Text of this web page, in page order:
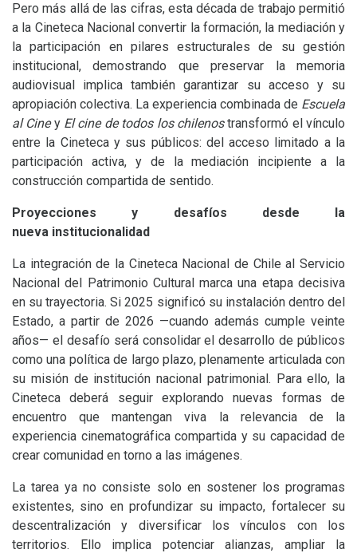
Pero más allá de las cifras, esta década de trabajo permitió
a la Cineteca Nacional convertir la formación, la mediación y
la participación en pilares estructurales de su gestión
institucional, demostrando que preservar la memoria
audiovisual implica también garantizar su acceso y su
apropiación colectiva. La experiencia combinada de Escuela
al Ciney El cine de todos los chilenostransformó el vínculo
entre la Cineteca y sus públicos: del acceso limitado a la
participación activa, y de la mediación incipiente a la
construcción compartida de sentido.
Proyecciones y desafíos desde la
nueva institucionalidad
La integración de la Cineteca Nacional de Chile al Servicio
Nacional del Patrimonio Cultural marca una etapa decisiva
en su trayectoria. Si 2025 significó su instalación dentro del
Estado, a partir de 2026 —cuando además cumple veinte
años— el desafío será consolidar el desarrollo de públicos
como una política de largo plazo, plenamente articulada con
su misión de institución nacional patrimonial. Para ello, la
Cineteca deberá seguir explorando nuevas formas de
encuentro que mantengan viva la relevancia de la
experiencia cinematográfica compartida y su capacidad de
crear comunidad en torno a las imágenes.
La tarea ya no consiste solo en sostener los programas
existentes, sino en profundizar su impacto, fortalecer su
descentralización y diversificar los vínculos con los
territorios. Ello implica potenciar alianzas, ampliar la